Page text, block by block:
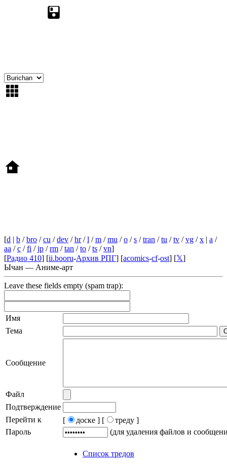
[d | b /bro /cu /dev /hr/l /m /mu /o /s /tran /tu /tv /vg /x | a /
aa /c /fi /jp /rm /tan /to /ts /vn]
[Радио 410] [ii.booru-Архив РПГ] [acomics-cf-ost] [𝕏]
Ычан — Аниме-арт
Leave these fields empty (spam trap):
Имя
Тема
Сообщение
Файл
Подтверждение
Перейти к
[ доске ] [
треду ]
Пароль
(для удаления файлов и
Список тредов